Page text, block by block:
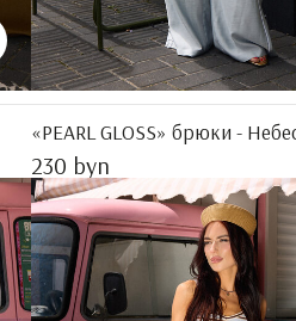
«PEARL GLOSS» брюки -
230 byn